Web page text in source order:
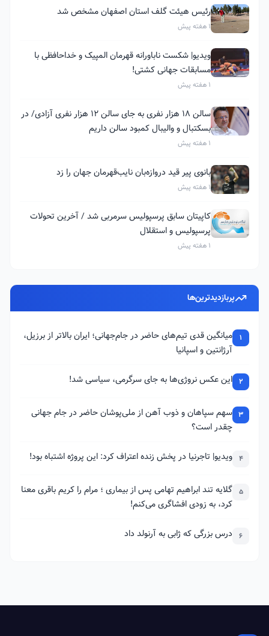
رئیس هیئت گلف استان اصفهان مشخص شد
1 هفته پیش
ویدیو| شکست ناباورانه قهرمان المپیک و خداحافظی با
مسابقات جهانی کشتی!
1 هفته پیش
سالن ۱۸ هزار نفری به جای سالن ۱۲ هزار نفری آزادی/ در
بسکتبال و والیبال کمبود سالن داریم
1 هفته پیش
بانوی پیر قید دروازه‌بان نایب‌قهرمان جهان را زد
1 هفته پیش
کاپیتان سابق پرسپولیس سرمربی شد / آخرین تحولات
پرسپولیس و استقلال
1 هفته پیش
پربازدیدترین‌ها
1
میانگین قدی تیم‌های حاضر در جام‌جهانی؛ ایران بالاتر از برزیل،
آرژانتین و اسپانیا
2 این عکس نروژی‌ها به جای سرگرمی، سیاسی شد!
3 سهم سپاهان و ذوب آهن از ملی‌پوشان حاضر در جام جهانی
چقدر است؟
4 ویدیو| تاجرنیا در پخش زنده اعتراف کرد: این پروژه اشتباه بود!
5 گلایه تند ابراهیم تهامی پس از بیماری ؛ مرام را کریم باقری معنا
کرد، به زودی افشاگری می‌کنم!
6 درس بزرگی که ژابی به آرنولد داد